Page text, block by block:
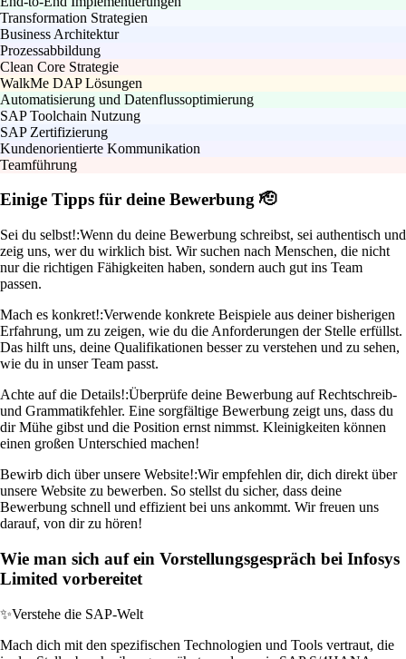
Transformation Strategien
Business Architektur
Prozessabbildung
Clean Core Strategie
WalkMe DAP Lösungen
Automatisierung und Datenflussoptimierung
SAP Toolchain Nutzung
SAP Zertifizierung
Kundenorientierte Kommunikation
Teamführung
Einige Tipps für deine Bewerbung 🫡
Sei du selbst!:Wenn du deine Bewerbung schreibst, sei authentisch und
zeig uns, wer du wirklich bist. Wir suchen nach Menschen, die nicht
nur die richtigen Fähigkeiten haben, sondern auch gut ins Team
passen.
Mach es konkret!:Verwende konkrete Beispiele aus deiner bisherigen
Erfahrung, um zu zeigen, wie du die Anforderungen der Stelle erfüllst.
Das hilft uns, deine Qualifikationen besser zu verstehen und zu sehen,
wie du in unser Team passt.
Achte auf die Details!:Überprüfe deine Bewerbung auf Rechtschreib-
und Grammatikfehler. Eine sorgfältige Bewerbung zeigt uns, dass du
dir Mühe gibst und die Position ernst nimmst. Kleinigkeiten können
einen großen Unterschied machen!
Bewirb dich über unsere Website!:Wir empfehlen dir, dich direkt über
unsere Website zu bewerben. So stellst du sicher, dass deine
Bewerbung schnell und effizient bei uns ankommt. Wir freuen uns
darauf, von dir zu hören!
Wie man sich auf ein Vorstellungsgespräch bei Infosys
Limited vorbereitet
✨Verstehe die SAP-Welt
Mach dich mit den spezifischen Technologien und Tools vertraut, die